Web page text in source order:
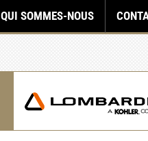
QUI SOMMES-NOUS